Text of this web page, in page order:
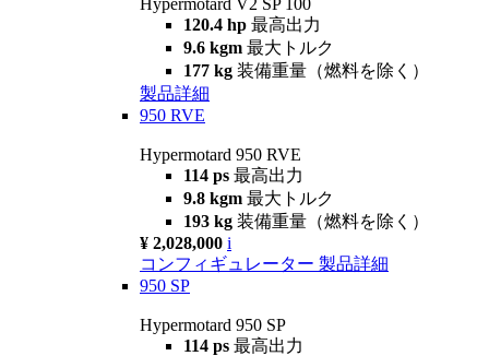
Hypermotard V2 SP 100
120.4 hp 最高出力
9.6 kgm 最大トルク
177 kg 装備重量（燃料を除く）
製品詳細
950 RVE
Hypermotard 950 RVE
114 ps 最高出力
9.8 kgm 最大トルク
193 kg 装備重量（燃料を除く）
¥ 2,028,000 i
コンフィギュレーター 製品詳細
950 SP
Hypermotard 950 SP
114 ps 最高出力